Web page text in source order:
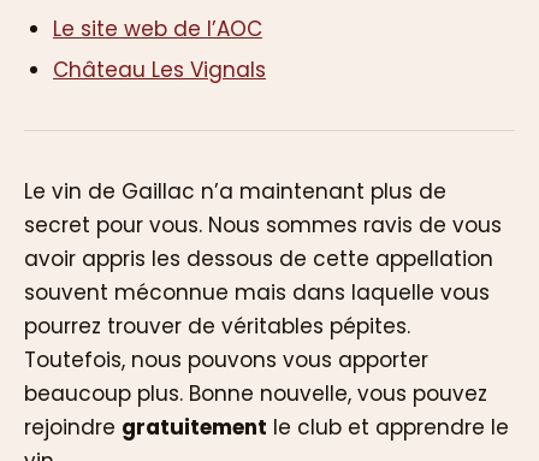
Le site web de l’AOC
Château Les Vignals
Le vin de Gaillac n’a maintenant plus de
secret pour vous. Nous sommes ravis de vous
avoir appris les dessous de cette appellation
souvent méconnue mais dans laquelle vous
pourrez trouver de véritables pépites.
Toutefois, nous pouvons vous apporter
beaucoup plus. Bonne nouvelle, vous pouvez
rejoindre gratuitement le club et apprendre le